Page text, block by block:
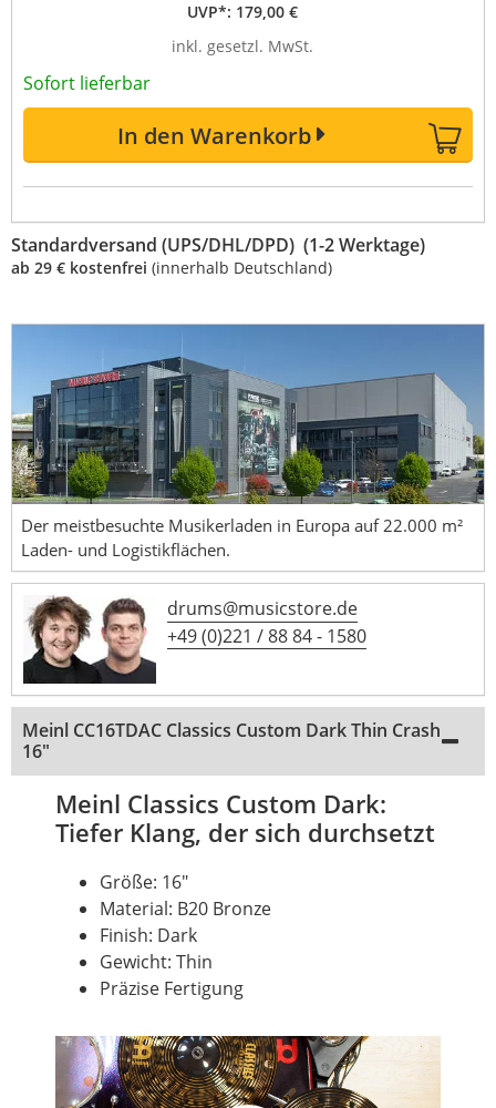
UVP*: 179,00 €
inkl. gesetzl. MwSt.
Sofort lieferbar
In den Warenkorb
Standardversand (UPS/DHL/DPD) (1-2 Werktage)
ab 29 € kostenfrei (innerhalb Deutschland)
Der meistbesuchte Musikerladen in Europa auf 22.000 m²
Laden- und Logistikflächen.
drums@musicstore.de
+49 (0)221 / 88 84 - 1580
Meinl CC16TDAC Classics Custom Dark Thin Crash
16"
Meinl Classics Custom Dark:
Tiefer Klang, der sich durchsetzt
Größe: 16"
Material: B20 Bronze
Finish: Dark
Gewicht: Thin
Präzise Fertigung